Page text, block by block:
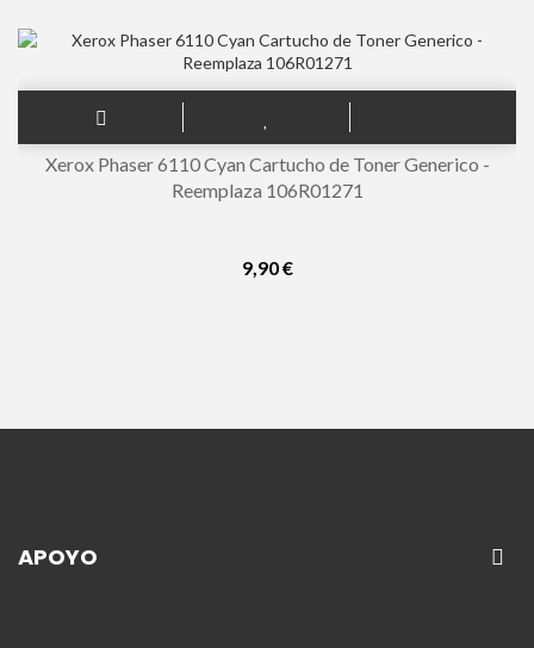
Xerox Phaser 6110 Cyan Cartucho de Toner Generico -
Reemplaza 106R01271
9,90 €
APOYO